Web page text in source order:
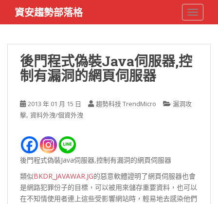
i
資安趨勢部落格
後門程式偽裝Java伺服器,控
制有漏洞的網頁伺服器
2013 年 01 月 15 日 趨勢科技 TrendMicro
漏洞攻
擊, 資料外洩/個資外洩
後門程式偽裝Java伺服器,控制有漏洞的網頁伺服器
類似BKDR_JAVAWAR.JG的惡意軟體證明了網頁伺服器也會
是網路犯罪份子的目標，可以被用來儲存重要資料，也可以
在不知情使用者連上這些受影響網站時，輕易地去感染他們